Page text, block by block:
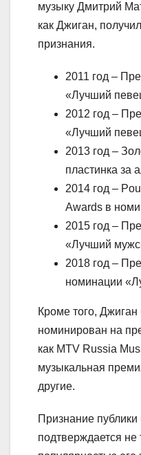
музыку Дмитрий
как Джиган,
признания.
2011 год –
«Лучший
2012 год –
«Лучший
2013 год –
пластинка за
2014 год –
Awards в
2015 год –
«Лучший
2018 год –
номинации
Кроме того,
номинирован на
как MTV Russia
музыкальная
другие.
Признание публики
подтверждается не